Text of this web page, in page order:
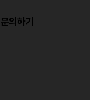
문의하기